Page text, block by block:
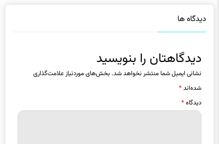
نشانی ایمیل شما منتشر نخواهد شد.بخش‌های موردنیاز علامت‌گذاری
شده‌اند*
دیدگاه*